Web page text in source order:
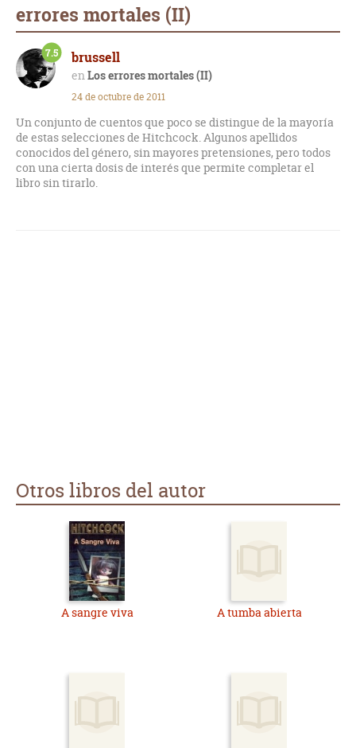
errores mortales (II)
brussell
Los errores mortales (II)
7.5
24 de octubre de 2011
Un conjunto de cuentos que poco se distingue de la mayoría
de estas selecciones de Hitchcock. Algunos apellidos
conocidos del género, sin mayores pretensiones, pero todos
con una cierta dosis de interés que permite completar el
libro sin tirarlo.
Otros libros del autor
A sangre viva A tumba abierta